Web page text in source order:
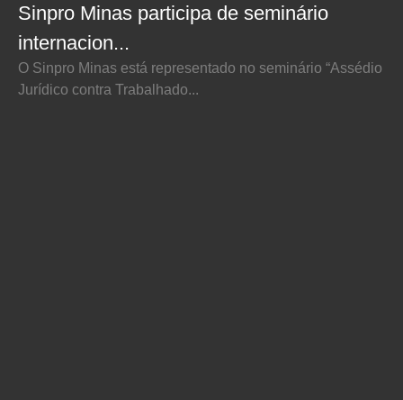
Sinpro Minas participa de seminário
internacion...
O Sinpro Minas está representado no seminário “Assédio
Jurídico contra Trabalhado...